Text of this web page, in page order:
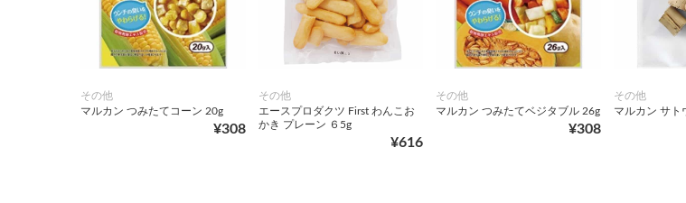
その他
マルカン つみたてコーン 20g
¥308
その他
エースプロダクツ First わんこお
かき プレーン ６5g
¥616
その他
マルカン つみたてベジタブル 26g
¥308
その他
マルカン サト